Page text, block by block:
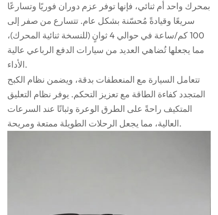
بمحرك واحد أم ثنائي، فإنها توفر عزم دوران فوريًا وتسارعًا
سريعًا وقيادةً مُحسّنة بشكل عام. تتسارع من صفر إلى
100 كم/ساعة في حوالي 4 ثوانٍ (للنسخة ثنائية المحرك)،
مما يجعلها تُضاهي العديد من سيارات الدفع الرباعي عالية
الأداء.
تتعامل السيارة مع المنعطفات بدقة، ويضمن نظام الكبح
المتجدد كفاءة الطاقة مع تعزيز التحكم. يوفر نظام التعليق
المتكيف راحةً على الطرق الوعرة وثباتًا عند السرعات
العالية، مما يجعل الرحلات الطويلة ممتعة ومريحة.